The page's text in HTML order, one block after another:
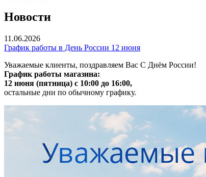
Новости
11.06.2026
График работы в День России 12 июня
Уважаемые клиенты, поздравляем Вас С Днём России!
График работы магазина:
12 июня (пятница) с 10:00 до 16:00,
остальные дни по обычному графику.